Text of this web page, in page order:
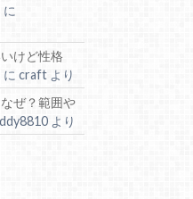
に
けど性格
にcraft より
ぜ？範囲や
より